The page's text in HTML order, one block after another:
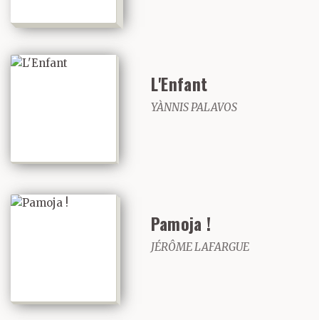
L'Enfant
YÀNNIS PALAVOS
Pamoja !
JÉRÔME LAFARGUE